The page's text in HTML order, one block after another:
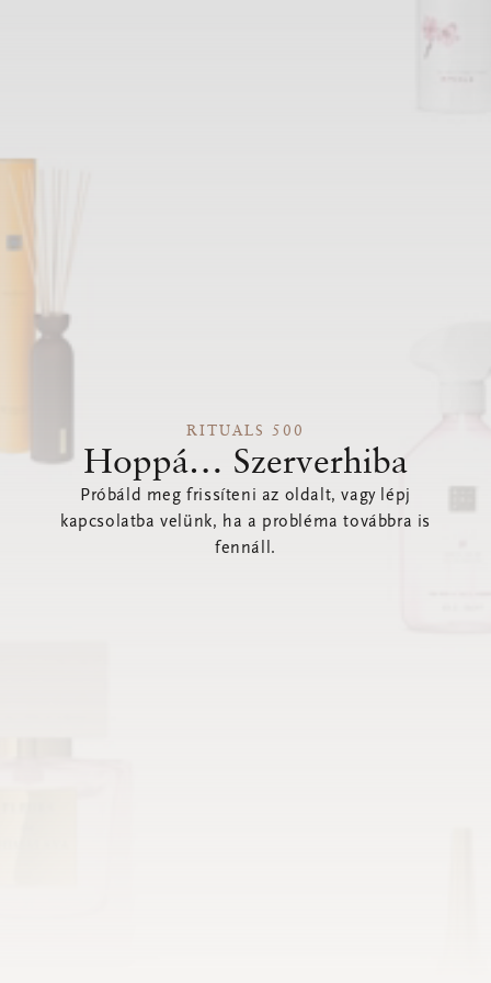
RITUALS 500
Hoppá… Szerverhiba
Próbáld meg frissíteni az oldalt, vagy lépj
kapcsolatba velünk, ha a probléma továbbra is
fennáll.